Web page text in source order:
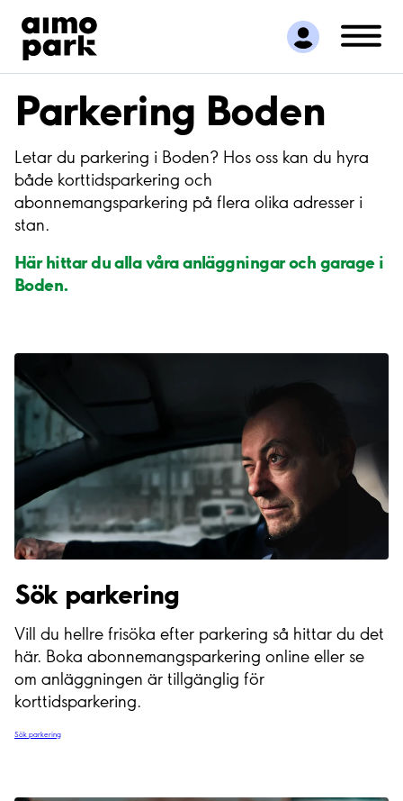
Hitta parkering
Samarbete
Kundservice
Om Aimo Park
Parkering Boden
Letar du parkering i Boden? Hos oss kan du hyra
både korttidsparkering och
abonnemangsparkering på flera olika adresser i
stan.
Här hittar du alla våra anläggningar och garage i
Boden.
Sök parkering
Vill du hellre frisöka efter parkering så hittar du det
här. Boka abonnemangsparkering online eller se
om anläggningen är tillgänglig för
korttidsparkering.
Sök parkering